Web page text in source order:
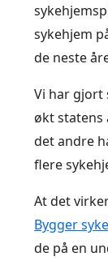
sykehjem
de neste
Vi har gjort
økt statens
det andre
flere
At det
Bygger
de på en